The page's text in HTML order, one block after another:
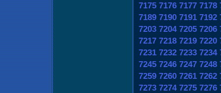
7175 7176 7177 7178
7189 7190 7191 7192
7203 7204 7205 7206
7217 7218 7219 7220
7231 7232 7233 7234
7245 7246 7247 7248
7259 7260 7261 7262
7273 7274 7275 7276